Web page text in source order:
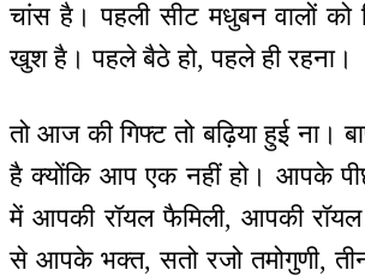
चांस है। पहली सीट मधुबन वालों को
खुश है। पहले बैठे हो, पहले ही रहना।
तो आज की गिफ्ट तो बढ़िया हुई ना।
है क्योंकि आप एक नहीं हो। आपके
में आपकी रॉयल फैमिली, आपकी रॉयल
से आपके भक्त, सतो रजो तमोगुणी,